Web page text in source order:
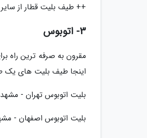
++ طیف بلیت قطار از سایر شهرها به
3- اتوبوس
مقرون به صرفه ترین راه
اینجا طیف بلیت های یک
بلیت اتوبوس تهران - مشهد: حدود 36 هزار تا
بلیت اتوبوس اصفهان - مشهد: حدود 51 هزار